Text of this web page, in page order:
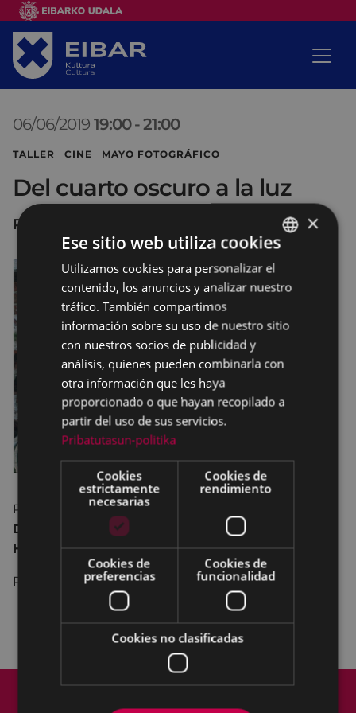
06/06/2019 19:00 -21:00
TALLER CINE MAYO FOTOGRÁFICO
Del cuarto oscuro a la luz
PORTALEA
Proyección de la película “
Daylight
” –subtitulada- y charla con el autor,
Harvey Wang.
Precio: 10 €
Información e
inscripción:argazkilaritza@deporeibar.com
BASQUE
SPANISH
×
Ese sitio web utiliza cookies
Utilizamos cookies para personalizar el
contenido, los anuncios y analizar nuestro
tráfico. También compartimos
información sobre su uso de nuestro sitio
con nuestros socios de publicidad y
análisis, quienes pueden combinarla con
otra información que les haya
proporcionado o que hayan recopilado a
partir del uso de sus servicios.
Pribatutasun-politika
Cookies
estrictamente
necesarias
Cookies de
rendimiento
Cookies de
preferencias
Cookies de
funcionalidad
Cookies no clasificadas